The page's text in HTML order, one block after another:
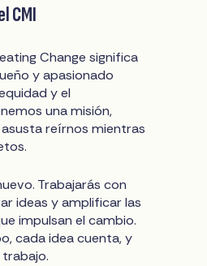
CMI
Change significa
y apasionado
y el
una misión,
reírnos mientras
Trabajarás con
ideas y amplificar las
impulsan el cambio.
cada idea cuenta, y